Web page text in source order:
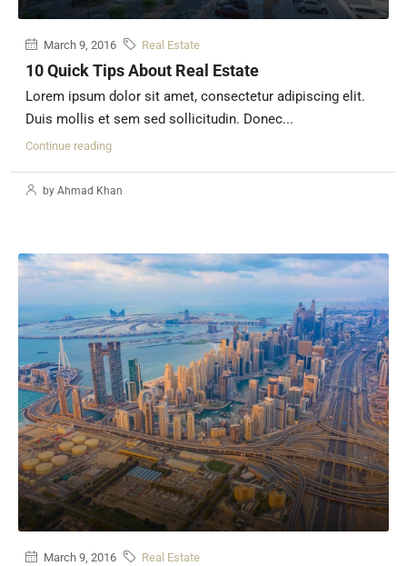
March 9, 2016 Real Estate
10 Quick Tips About Real Estate
Lorem ipsum dolor sit amet, consectetur adipiscing elit.
Duis mollis et sem sed sollicitudin. Donec...
Continue reading
by Ahmad Khan
March 9, 2016 Real Estate